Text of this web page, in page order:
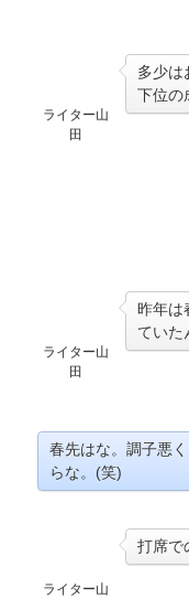
ライター山
田
多少は
下位の
ライター山
田
昨年は
ていた
春先はな。調子悪
らな。(笑)
ライター山
打席で